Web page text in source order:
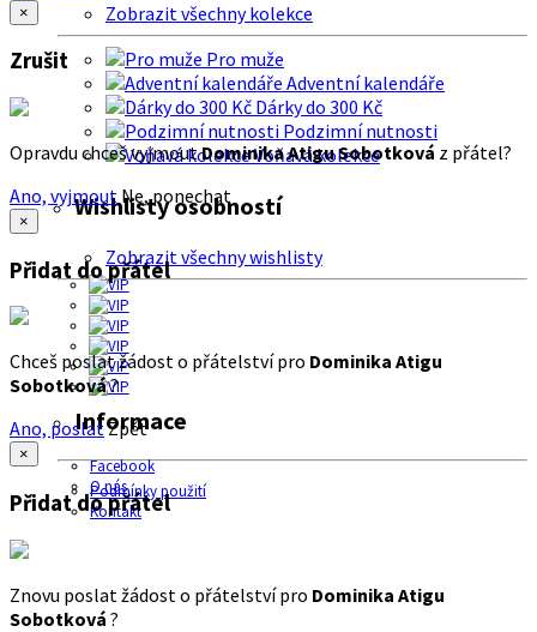
Zobrazit všechny kolekce
Pro muže
Adventní kalendáře
Dárky do 300 Kč
Podzimní nutnosti
Voňavá kolekce
Wishlisty osobností
Zobrazit všechny wishlisty
Informace
Facebook
O nás
Podmínky použití
Kontakt
×
Zrušit
Opravdu chceš vyjmoutDominika Atigu Sobotková z přátel?
Ano, vyjmout Ne, ponechat
×
Přidat do přátel
Chceš poslat žádost o přátelství pro Dominika Atigu
Sobotková?
Ano, poslatZpět
×
Přidat do přátel
Znovu poslat žádost o přátelství pro Dominika Atigu
Sobotková ?